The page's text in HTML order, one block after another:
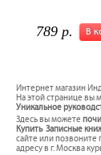
В
789 р.
Интернет магазин
На этой странице вы
Уникальное
Здесь вы можете
Купить Записные
сайте или
адресу в г. Москва